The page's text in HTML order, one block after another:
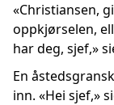
«Christiansen,
oppkjørselen,
har deg, sjef,»
En
inn. «Hei sjef,»